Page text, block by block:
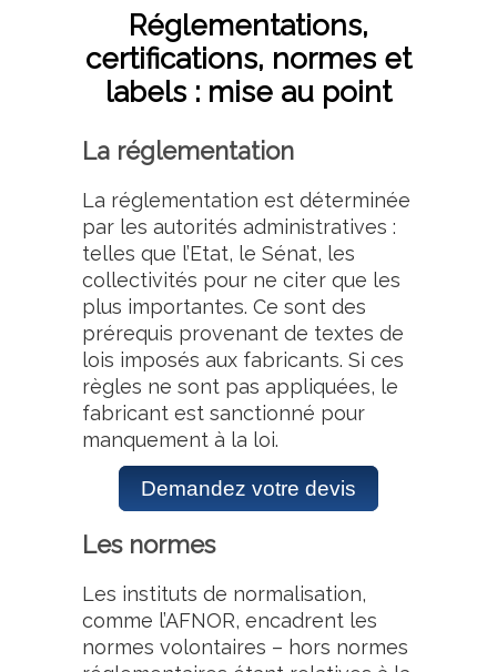
Réglementations,
certifications, normes et
labels : mise au point
La réglementation
La réglementation est déterminée
par les autorités administratives :
telles que l’Etat, le Sénat, les
collectivités pour ne citer que les
plus importantes. Ce sont des
prérequis provenant de textes de
lois imposés aux fabricants. Si ces
règles ne sont pas appliquées, le
fabricant est sanctionné pour
manquement à la loi.
Demandez votre devis
Les normes
Les instituts de normalisation,
comme l’AFNOR, encadrent les
normes volontaires – hors normes